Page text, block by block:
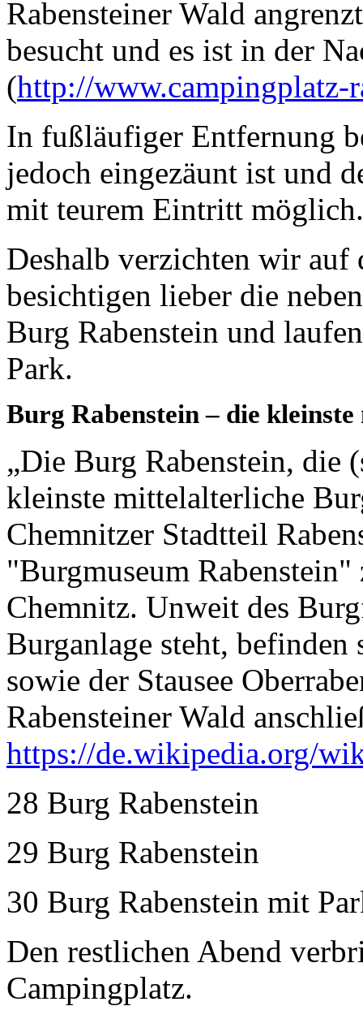
Rabensteiner Wald
besucht und es ist in der
(http://www.campingplatz-
In fußläufiger Entfernung
jedoch eingezäunt ist und
mit teurem Eintritt möglich.
Deshalb verzichten wir auf
besichtigen lieber die
Burg Rabenstein und
Park.
Burg Rabenstein – die
„Die Burg Rabenstein, die
kleinste mittelalterliche
Chemnitzer Stadtteil
"Burgmuseum Rabenstein"
Chemnitz. Unweit des
Burganlage steht, befinden
sowie der Stausee
Rabensteiner Wald
https://de.wikipedia.org/
28 Burg Rabenstein
29 Burg Rabenstein
30 Burg Rabenstein mit
Den restlichen Abend
Campingplatz.